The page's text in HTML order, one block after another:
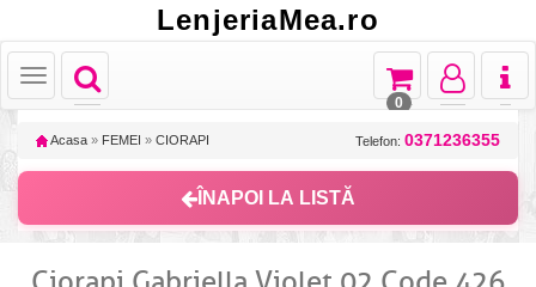
LenjeriaMea.ro
Toggle
navigation
Toggle
Toggle
navigation
Toggle
navigation
Toggle
navigation
0
Acasa » FEMEI » CIORAPI Telefon: 0371236355
ÎNAPOI LA LISTĂ